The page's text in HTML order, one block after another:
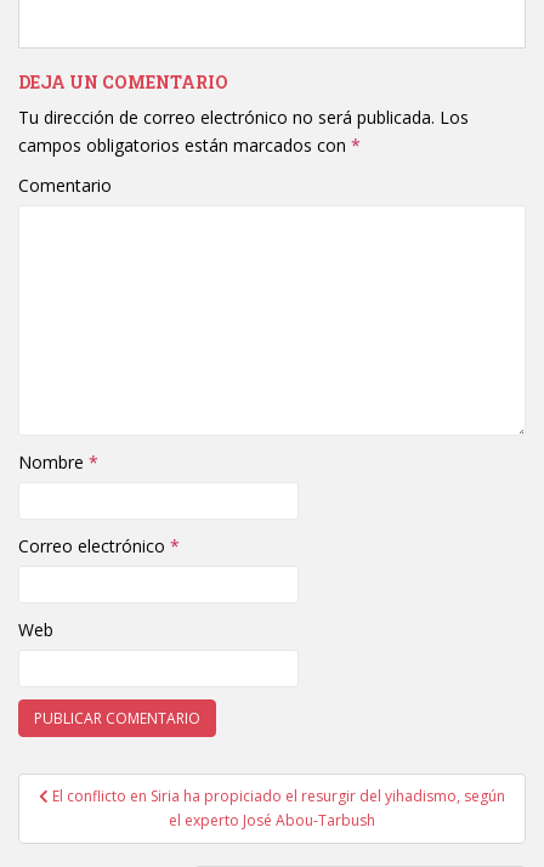
DEJA UN COMENTARIO
Tu dirección de correo electrónico no será publicada. Los
campos obligatorios están marcados con *
Comentario
Nombre *
Correo electrónico *
Web
Navegación de entradas
El conflicto en Siria ha propiciado el resurgir del yihadismo, según
el experto José Abou-Tarbush